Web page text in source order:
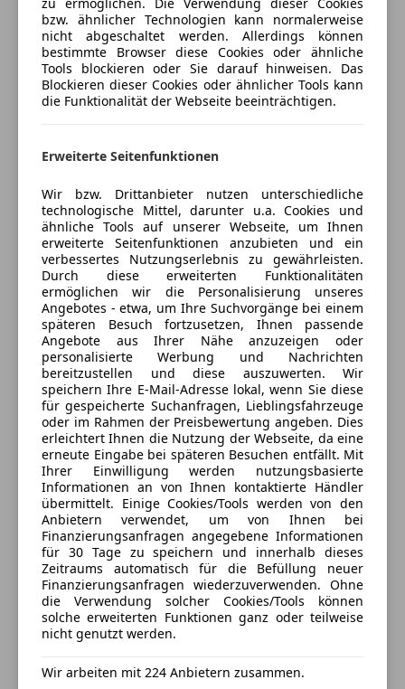
ABS
Abstandstempomat
Abstandswarner
Airbag hinten
Alarmanlage
Fahrerairbag
Isofix
Kopfairbag
LED-Scheinwerfer
LED-Tagfahrlicht
Müdigkeitswarnsystem
Nebelscheinwerfer
Notbremsassistent
Notrufsystem
Reifendruckkontrollsystem
Seitenairbag
Servolenkung
Spurhalteassistent
Tagfahrlicht
Verkehrszeichenerkennung
Voll-LED Scheinwerfer
Wegfahrsperre
Zentralverriegelung mit Funkfernbedienung
Extras
Alufelgen
Dachreling
Pannenkit
Porsche Wiener Neustadt
Sternebewertung 5 von 5
5Sterne
(90% Weiterempfehlungen)
Anbieter auf AutoScout24 seit 2021
Geöffnet
Neunkirchner Straße 90 ,
2700 Wiener Neustadt, AT
Kontakt
Michael Glatz-Wrba
Alle Fahrzeuge des Anbieters
Anbieter kontaktieren
Deine Nachricht
Eintauschwagen: Kaufen und verkaufen in nur einem
Schritt
zu ermöglichen. Die Verwendung dieser Cookies
bzw. ähnlicher Technologien kann normalerweise
nicht abgeschaltet werden. Allerdings können
bestimmte Browser diese Cookies oder ähnliche
Tools blockieren oder Sie darauf hinweisen. Das
Blockieren dieser Cookies oder ähnlicher Tools kann
die Funktionalität der Webseite beeinträchtigen.
Erweiterte Seitenfunktionen
Wir bzw. Drittanbieter nutzen unterschiedliche
technologische Mittel, darunter u.a. Cookies und
ähnliche Tools auf unserer Webseite, um Ihnen
erweiterte Seitenfunktionen anzubieten und ein
verbessertes Nutzungserlebnis zu gewährleisten.
Durch diese erweiterten Funktionalitäten
ermöglichen wir die Personalisierung unseres
Angebotes - etwa, um Ihre Suchvorgänge bei einem
späteren Besuch fortzusetzen, Ihnen passende
Angebote aus Ihrer Nähe anzuzeigen oder
personalisierte Werbung und Nachrichten
bereitzustellen und diese auszuwerten. Wir
speichern Ihre E-Mail-Adresse lokal, wenn Sie diese
für gespeicherte Suchanfragen, Lieblingsfahrzeuge
oder im Rahmen der Preisbewertung angeben. Dies
erleichtert Ihnen die Nutzung der Webseite, da eine
erneute Eingabe bei späteren Besuchen entfällt. Mit
Ihrer Einwilligung werden nutzungsbasierte
Informationen an von Ihnen kontaktierte Händler
übermittelt. Einige Cookies/Tools werden von den
Anbietern verwendet, um von Ihnen bei
Finanzierungsanfragen angegebene Informationen
für 30 Tage zu speichern und innerhalb dieses
Zeitraums automatisch für die Befüllung neuer
Finanzierungsanfragen wiederzuverwenden. Ohne
die Verwendung solcher Cookies/Tools können
solche erweiterten Funktionen ganz oder teilweise
nicht genutzt werden.
Wir arbeiten mit 224 Anbietern zusammen.